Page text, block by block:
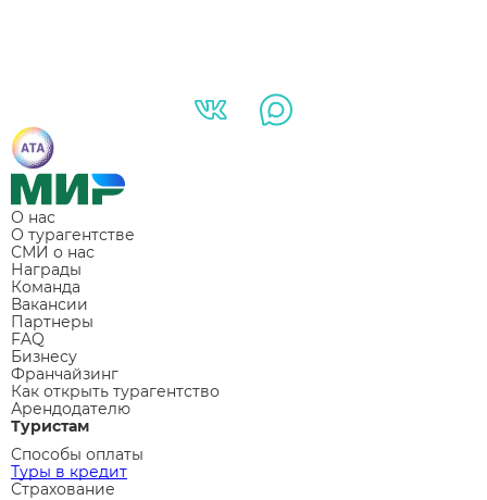
О нас
О турагентстве
СМИ о нас
Награды
Команда
Вакансии
Партнеры
FAQ
Бизнесу
Франчайзинг
Как открыть турагентство
Арендодателю
Туристам
Способы оплаты
Туры в кредит
Страхование